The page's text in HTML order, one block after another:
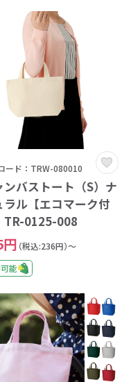
ード：TRW-080010
ンバストート（S）ナ
ラル【エコマーク付
TR-0125-008
（税込:236円）～
能